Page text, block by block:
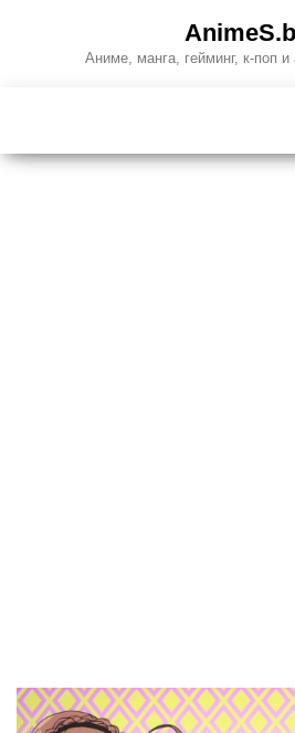
Аниме, манга, гейминг, к-поп и